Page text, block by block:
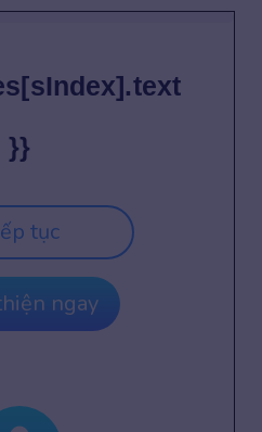
}}
tục
ngay